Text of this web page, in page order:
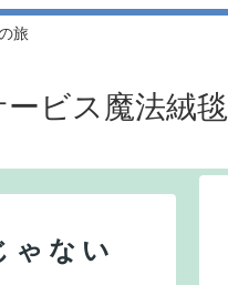
旅
ビス魔法絨毯
ゃない